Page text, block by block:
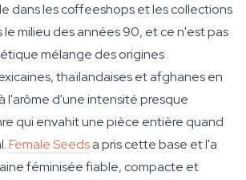
dans les coffeeshops et les collections
milieu des années 90, et ce n'est pas
mélange des origines
thaïlandaises et afghanes en
l'arôme d'une intensité presque
qui envahit une pièce entière quand
Female Seedsa pris cette base et l'a
féminisée fiable, compacte et